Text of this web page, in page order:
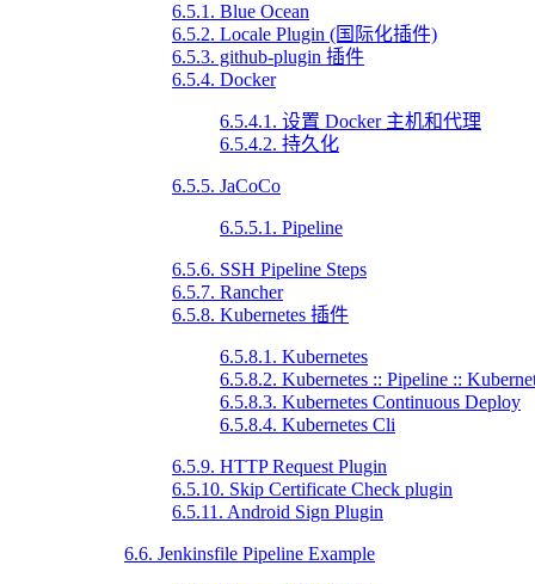
6.5.1. Blue Ocean
6.5.2. Locale Plugin (国际化插件)
6.5.3. github-plugin 插件
6.5.4. Docker
6.5.4.1. 设置 Docker 主机和代理
6.5.4.2. 持久化
6.5.5. JaCoCo
6.5.5.1. Pipeline
6.5.6. SSH Pipeline Steps
6.5.7. Rancher
6.5.8. Kubernetes 插件
6.5.8.1. Kubernetes
6.5.8.2. Kubernetes :: Pipeline ::
6.5.8.3. Kubernetes Continuous Deploy
6.5.8.4. Kubernetes Cli
6.5.9. HTTP Request Plugin
6.5.10. Skip Certificate Check plugin
6.5.11. Android Sign Plugin
6.6. Jenkinsfile Pipeline Example